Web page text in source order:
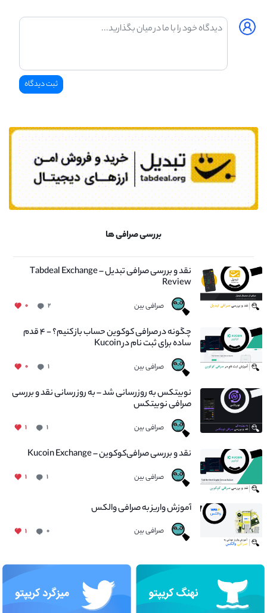
بررسی صرافی ها
نقد و بررسی صرافی تبدیل – Tabdeal Exchange
Review
صرافی بین ۲ ۰
چگونه در صرافی کوکوین حساب باز کنیم؟ - ۴ قدم
ساده برای ثبت نام در Kucoin
صرافی بین ۱ ۰
نوبیتکس به روزرسانی شد – به روز رسانی نقد و بررسی
صرافی نوبیتکس
صرافی بین ۱ ۱
نقد و بررسی صرافی‌کوکوین – Kucoin Exchange
صرافی بین ۱ ۱
آموزش واریز به صرافی والکس
صرافی بین ۰ ۱